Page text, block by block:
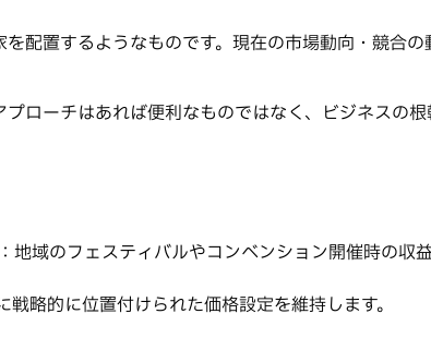
置するようなものです。現在の市場動向・競合
ローチはあれば便利なものではなく、ビジネスの
域のフェスティバルやコンベンション開催時の収
略的に位置付けられた価格設定を維持します。